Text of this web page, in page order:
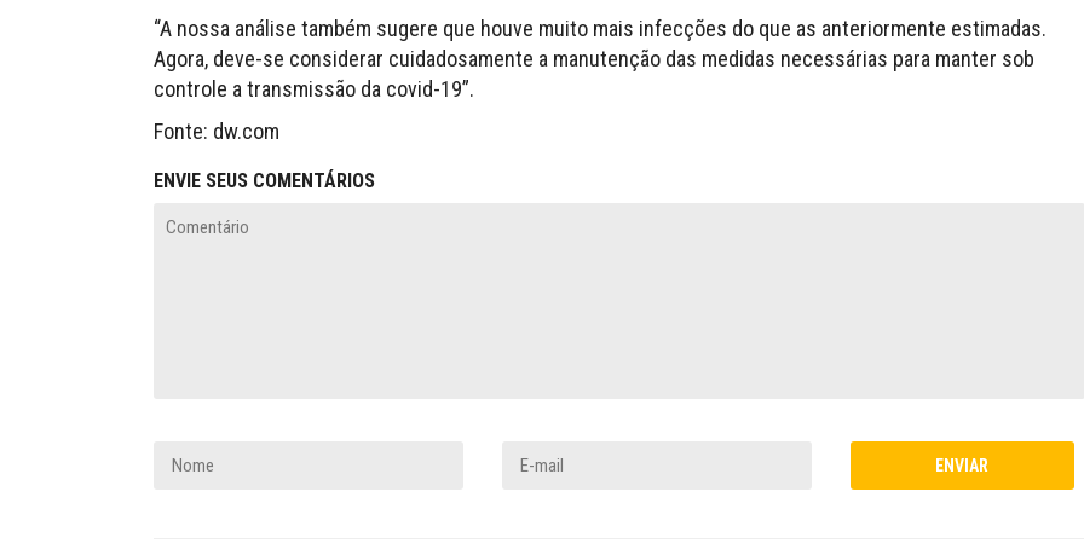
“A nossa análise também sugere que houve muito mais infecções do que as anteriormente estimadas.
Agora, deve-se considerar cuidadosamente a manutenção das medidas necessárias para manter sob
controle a transmissão da covid-19”.
Fonte: dw.com
ENVIE SEUS COMENTÁRIOS